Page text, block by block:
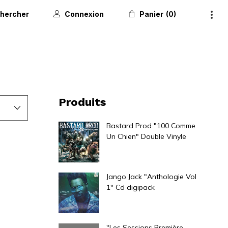
Connexion Panier 0
Produits
Bastard Prod "100 Comme
Un Chien" Double Vinyle
Jango Jack "Anthologie Vol
1" Cd digipack